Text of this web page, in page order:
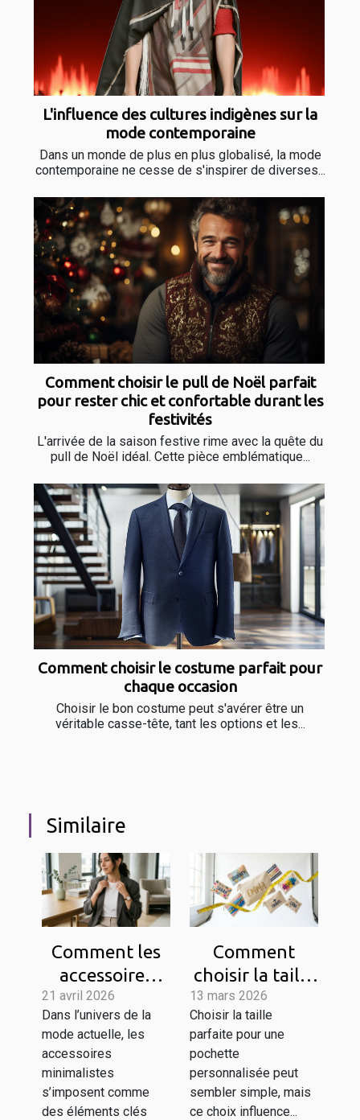
L'influence des cultures indigènes sur la
mode contemporaine
Dans un monde de plus en plus globalisé, la mode
contemporaine ne cesse de s'inspirer de diverses...
Comment choisir le pull de Noël parfait
pour rester chic et confortable durant les
festivités
L'arrivée de la saison festive rime avec la quête du
pull de Noël idéal. Cette pièce emblématique...
Comment choisir le costume parfait pour
chaque occasion
Choisir le bon costume peut s'avérer être un
véritable casse-tête, tant les options et les...
Similaire
Comment les
accessoires
minimalistes
transforment-
ils le style
contemporain ?
21 avril 2026
Dans l’univers de la
mode actuelle, les
accessoires
minimalistes
s’imposent comme
des éléments clés
Comment
choisir la taille
idéale pour
votre pochette
personnalisée ?
13 mars 2026
Choisir la taille
parfaite pour une
pochette
personnalisée peut
sembler simple, mais
ce choix influence...